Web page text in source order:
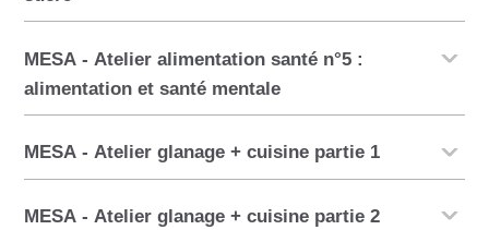
MESA - Atelier alimentation santé n°5 :
alimentation et santé mentale
MESA - Atelier glanage + cuisine partie 1
MESA - Atelier glanage + cuisine partie 2